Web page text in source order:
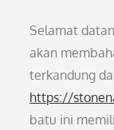
Selamat
akan
terkandung
https://
batu ini